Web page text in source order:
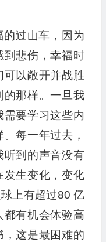
过山车，因为
到悲伤，幸福时
以敞开并战胜
的那样。一旦我
要学习这些内
每一年过去，
听到的声音没有
发生变化，变化
上有超过80 亿
都有机会体验高
，这是最困难的